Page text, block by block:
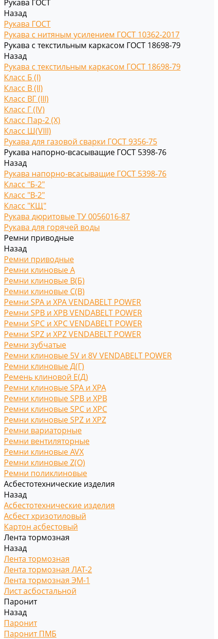
Рукава ГОСТ
Назад
Рукава ГОСТ
Рукава с нитяным усилением ГОСТ 10362-2017
Рукава с текстильным каркасом ГОСТ 18698-79
Назад
Рукава с текстильным каркасом ГОСТ 18698-79
Класс Б (I)
Класс В (II)
Класс ВГ (III)
Класс Г (IV)
Класс Пар-2 (X)
Класс Ш(VIII)
Рукава для газовой сварки ГОСТ 9356-75
Рукава напорно-всасыващие ГОСТ 5398-76
Назад
Рукава напорно-всасыващие ГОСТ 5398-76
Класс "Б-2"
Класс "В-2"
Класс "КЩ"
Рукава дюритовые ТУ 0056016-87
Рукава для горячей воды
Ремни приводные
Назад
Ремни приводные
Ремни клиновые A
Ремни клиновые В(Б)
Ремни клиновые С(B)
Ремни SPA и XPA VENDABELT POWER
Ремни SPB и XPB VENDABELT POWER
Ремни SPC и XPC VENDABELT POWER
Ремни SPZ и XPZ VENDABELT POWER
Ремни зубчатые
Ремни клиновые 5V и 8V VENDABELT POWER
Ремни клиновые Д(Г)
Ремень клиновой Е(Д)
Ремни клиновые SPA и XPA
Ремни клиновые SPB и XPB
Ремни клиновые SPC и XPC
Ремни клиновые SPZ и XPZ
Ремни вариаторные
Ремни вентиляторные
Ремни клиновые AVX
Ремни клиновые Z(O)
Ремни поликлиновые
Асбестотехнические изделия
Назад
Асбестотехнические изделия
Асбест хризотиловый
Картон асбестовый
Лента тормозная
Назад
Лента тормозная
Лента тормозная ЛАТ-2
Лента тормозная ЭМ-1
Лист асбостальной
Паронит
Назад
Паронит
Паронит ПМБ